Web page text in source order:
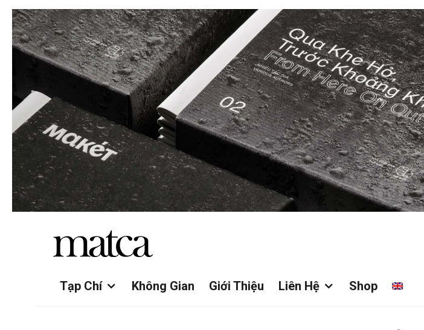
Tạp Chí Không Gian Giới Thiệu Liên Hệ Shop